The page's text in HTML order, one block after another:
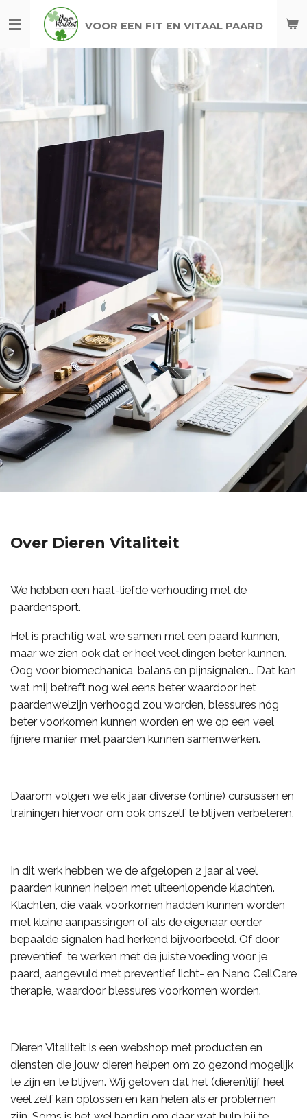
direct
VOOR EEN FIT EN VITAAL PAARD
Over Dieren Vitaliteit
We hebben een haat-liefde verhouding met de
paardensport.
Het is prachtig wat we samen met een paard kunnen,
maar we zien ook dat er heel veel dingen beter kunnen.
Oog voor biomechanica, balans en pijnsignalen… Dat kan
wat mij betreft nog wel eens beter waardoor het
paardenwelzijn verhoogd zou worden, blessures nóg
beter voorkomen kunnen worden en we op een veel
fijnere manier met paarden kunnen samenwerken.
Daarom volgen we elk jaar diverse (online) cursussen en
trainingen hiervoor om ook onszelf te blijven verbeteren.
In dit werk hebben we de afgelopen 2 jaar al veel
paarden kunnen helpen met uiteenlopende klachten.
Klachten, die vaak voorkomen hadden kunnen worden
met kleine aanpassingen of als de eigenaar eerder
bepaalde signalen had herkend bijvoorbeeld. Of door
preventief te werken met de juiste voeding voor je
paard, aangevuld met preventief licht- en Nano CellCare
therapie, waardoor blessures voorkomen worden.
Dieren Vitaliteit is een webshop met producten en
diensten die jouw dieren helpen om zo gezond mogelijk
te zijn en te blijven. Wij geloven dat het (dieren)lijf heel
veel zelf kan oplossen en kan helen als er problemen